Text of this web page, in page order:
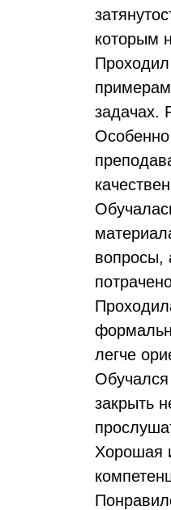
которым
задачах.
вопросы,
легче
закрыть
Хорошая